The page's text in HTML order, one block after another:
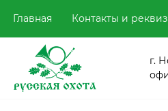
Главная Контакты и
г.